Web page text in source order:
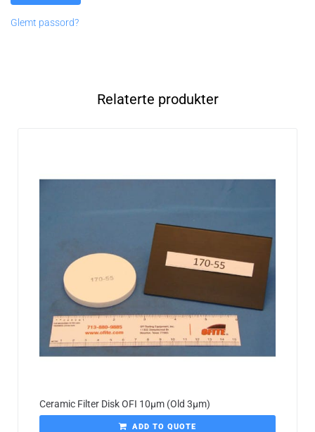
Glemt passord?
Relaterte produkter
Ceramic Filter Disk OFI 10µm (Old 3µm)
ADD TO QUOTE